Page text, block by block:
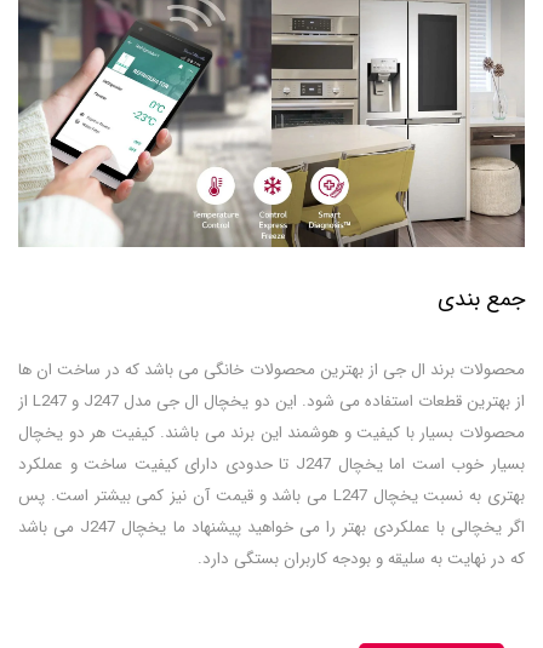
جمع بندی
محصولات برند ال جی از بهترین محصولات خانگی می باشد که در ساخت ان ها
از بهترین قطعات استفاده می شود. این دو یخچال ال جی مدل J247 و L247 از
محصولات بسیار با کیفیت و هوشمند این برند می باشند. کیفیت هر دو یخچال
بسیار خوب است اما یخچال J247 تا حدودی دارای کیفیت ساخت و عملکرد
بهتری به نسبت یخچال L247 می باشد و قیمت آن نیز کمی بیشتر است. پس
اگر یخچالی با عملکردی بهتر را می خواهید پیشنهاد ما یخچال J247 می باشد
که در نهایت به سلیقه و بودجه کاربران بستگی دارد.